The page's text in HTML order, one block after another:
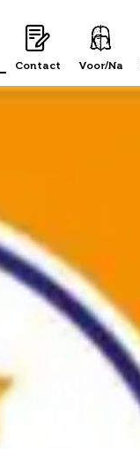
Contact Voor/Na